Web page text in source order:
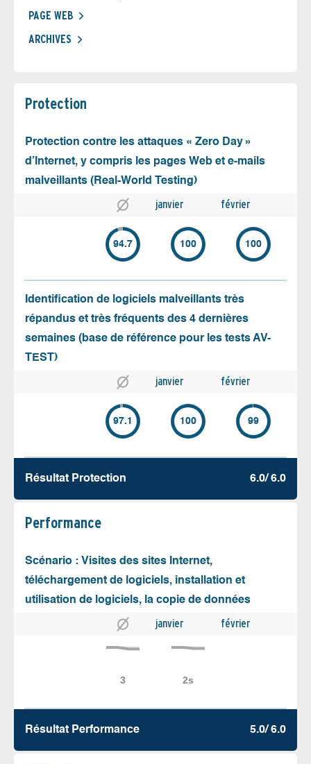
PAGE WEB
ARCHIVES
Protection
Protection contre les attaques « Zero Day »
d’Internet, y compris les pages Web et e-mails
malveillants (Real-World Testing)
janvier février
94.7 100 100
Identification de logiciels malveillants très
répandus et très fréquents des 4 dernières
semaines (base de référence pour les tests AV-
TEST)
janvier février
97.1 100 99
Résultat Protection 6.0/ 6.0
Performance
Scénario : Visites des sites Internet,
téléchargement de logiciels, installation et
utilisation de logiciels, la copie de données
janvier février
Résultat Performance 5.0/ 6.0